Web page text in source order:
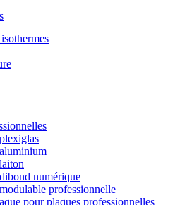
numérique
professionnelle
pour plaques professionnelles